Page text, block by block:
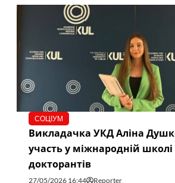
СОЦІУМ
Викладачка УКД Аліна
участь у міжнародній школі
докторантів
27/05/2026 16:44 Reporter